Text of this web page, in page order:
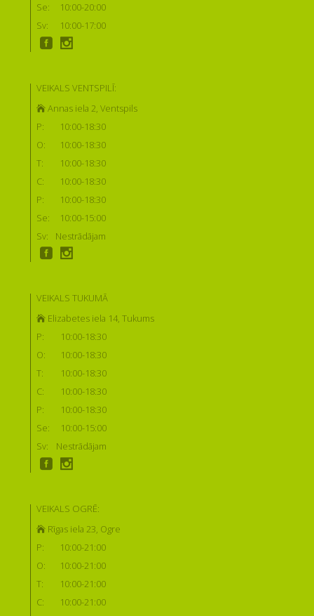
Se:
10:00-20:00
Sv:
10:00-17:00
VEIKALS VENTSPILĪ:
Annas iela 2, Ventspils
P:
10:00-18:30
O:
10:00-18:30
T:
10:00-18:30
C:
10:00-18:30
P:
10:00-18:30
Se:
10:00-15:00
Sv:
Nestrādājam
VEIKALS TUKUMĀ
Elizabetes iela 14, Tukums
P:
10:00-18:30
O:
10:00-18:30
T:
10:00-18:30
C:
10:00-18:30
P:
10:00-18:30
Se:
10:00-15:00
Sv:
Nestrādājam
VEIKALS OGRĒ:
Rīgas iela 23, Ogre
P:
10:00-21:00
O:
10:00-21:00
T:
10:00-21:00
C:
10:00-21:00